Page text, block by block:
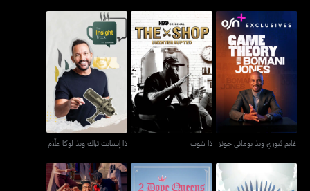
غايم ثيوري ويذ بوماني جونز
غايم ثيوري ويذ بوماني جونز
ذا شوب
ذا شوب
ذا إنسايت تراك ويذ لوكا علّام
ذا إنسايت تراك ويذ لوكا علّام